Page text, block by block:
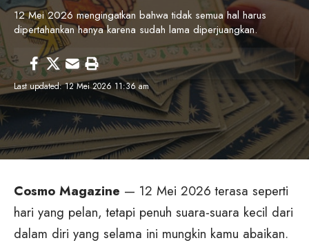
12 Mei 2026 mengingatkan bahwa tidak semua hal harus
dipertahankan hanya karena sudah lama diperjuangkan.
Last updated: 12 Mei 2026 11:36 am
Cosmo Magazine — 12 Mei 2026 terasa seperti
hari yang pelan, tetapi penuh suara-suara kecil dari
dalam diri yang selama ini mungkin kamu abaikan.